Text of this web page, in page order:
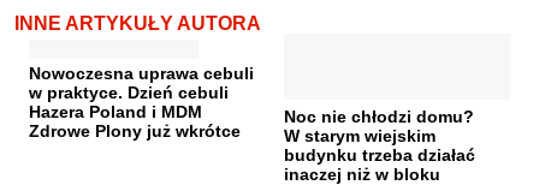
INNE ARTYKUŁY AUTORA
Nowoczesna uprawa cebuli
w praktyce. Dzień cebuli
Hazera Poland i MDM
Zdrowe Plony już wkrótce
Noc nie chłodzi domu?
W starym wiejskim
budynku trzeba działać
inaczej niż w bloku